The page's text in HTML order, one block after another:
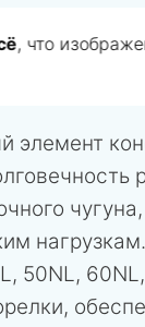
, что
элемент
50NL,